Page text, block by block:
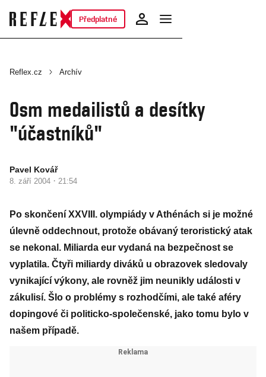
Předplatné
Reflex.cz Archív
Osm medailistů a desítky
"účastníků"
Pavel Kovář
8. září 2004 · 21:54
Po skončení XXVIII. olympiády v Athénách si je možné
úlevně oddechnout, protože obávaný teroristický atak
se nekonal. Miliarda eur vydaná na bezpečnost se
vyplatila. Čtyři miliardy diváků u obrazovek sledovaly
vynikající výkony, ale rovněž jim neunikly události v
zákulisí. Šlo o problémy s rozhodčími, ale také aféry
dopingové či politicko-společenské, jako tomu bylo v
našem případě.